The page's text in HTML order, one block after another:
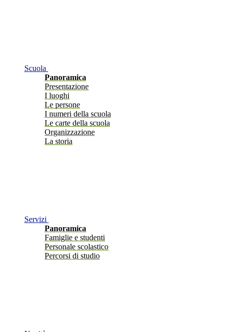
Scuola
Panoramica
Presentazione
I luoghi
Le persone
I numeri della scuola
Le carte della scuola
Organizzazione
La storia
Servizi
Panoramica
Famiglie e studenti
Personale scolastico
Percorsi di studio